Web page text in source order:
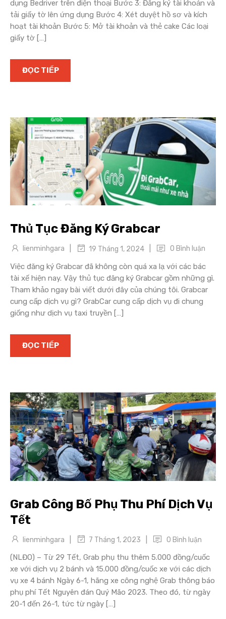
dụng Bedriver trên điện thoại Bước 3: Đăng ký tài khoản và
tải giấy tờ lên ứng dụng Bước 4: Xét duyệt hồ sơ và kích
hoạt tài khoản Bước 5: Mở tài khoản và thẻ cake Các loại
giấy tờ […]
ĐỌC TIẾP
Thủ Tục Đăng Ký Grabcar
lienminhgara 19 Tháng 1, 2024 0 Bình luận
Việc đăng ký Grabcar đã không còn quá xa lạ với các bác
tài xế hiện nay. Vậy thủ tục đăng ký Grabcar gồm những gì.
Tham khảo ngay bài viết dưới đây của chúng tôi. Grabcar
cung cấp dịch vụ gì? GrabCar cung cấp dịch vụ đi chung
giống như dịch vụ taxi truyền […]
ĐỌC TIẾP
Grab Công Bố Phụ Thu Phí Dịch Vụ
Tết
lienminhgara 7 Tháng 1, 2023 0 Bình luận
(NLĐO) – Từ 29 Tết, Grab phụ thu thêm 5.000 đồng/cuốc
xe với dịch vụ 2 bánh và 15.000 đồng/cuốc xe với các dịch
vụ xe 4 bánh Ngày 6-1, hãng xe công nghệ Grab thông báo
phụ phí Tết Nguyên đán Quý Mão 2023. Theo đó, từ ngày
20-1 đến 26-1, tức từ ngày […]